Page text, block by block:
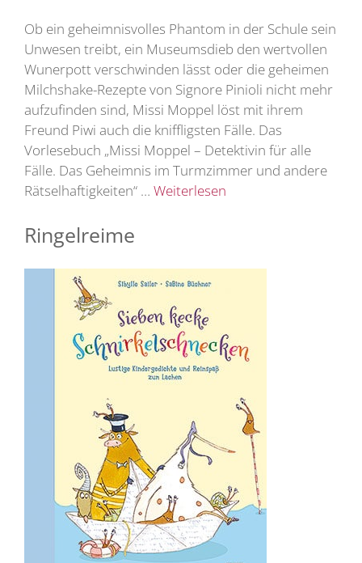
Ob ein geheimnisvolles Phantom in der Schule sein
Unwesen treibt, ein Museumsdieb den wertvollen
Wunerpott verschwinden lässt oder die geheimen
Milchshake-Rezepte von Signore Pinioli nicht mehr
aufzufinden sind, Missi Moppel löst mit ihrem
Freund Piwi auch die kniffligsten Fälle. Das
Vorlesebuch „Missi Moppel – Detektivin für alle
Fälle. Das Geheimnis im Turmzimmer und andere
Rätselhaftigkeiten“ … Weiterlesen
Ringelreime